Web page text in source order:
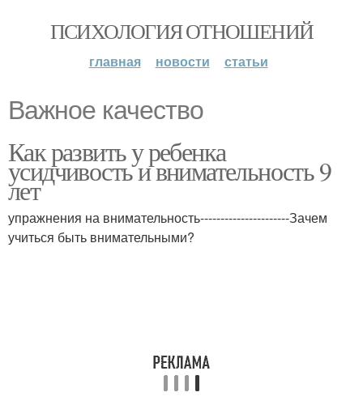
ПСИХОЛОГИЯ ОТНОШЕНИЙ
главная новости статьи
Важное качество
Как развить у ребенка
усидчивость и внимательность 9
лет
упражнения на внимательность----------------------Зачем
учиться быть внимательными?